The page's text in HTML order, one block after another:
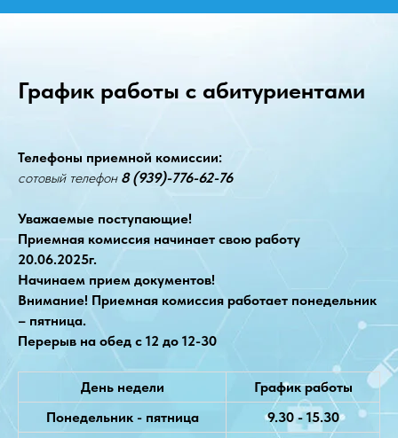
График работы с абитуриентами
Телефоны приемной комиссии:
сотовый телефон 8 (939)-776-62-76
Уважаемые поступающие!
Приемная комиссия начинает свою работу
20.06.2025г.
Начинаем прием документов!
Внимание! Приемная комиссия работает понедельник
– пятница.
Перерыв на обед с 12 до 12-30
День недели
График работы
Понедельник - пятница
9.30 - 15.30